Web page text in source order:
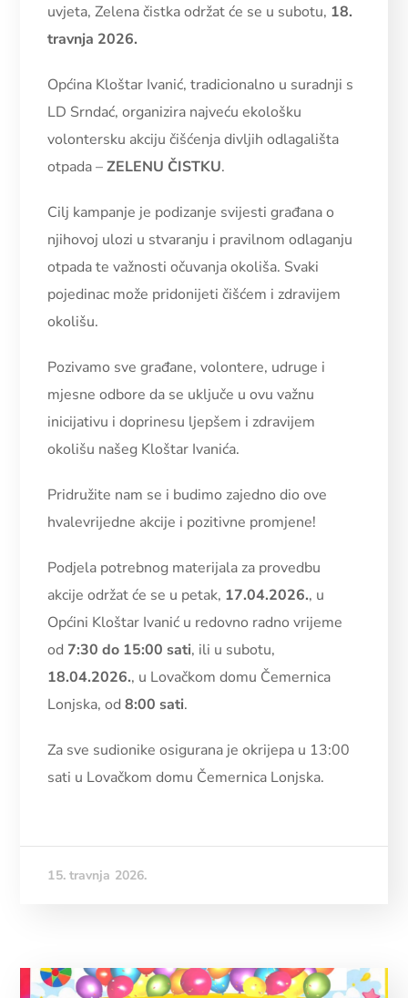
uvjeta, Zelena čistka održat će se u subotu, 18.
travnja 2026.
Općina Kloštar Ivanić, tradicionalno u suradnji s
LD Srndać, organizira najveću ekološku
volontersku akciju čišćenja divljih odlagališta
otpada –ZELENU ČISTKU.
Cilj kampanje je podizanje svijesti građana o
njihovoj ulozi u stvaranju i pravilnom odlaganju
otpada te važnosti očuvanja okoliša. Svaki
pojedinac može pridonijeti čišćem i zdravijem
okolišu.
Pozivamo sve građane, volontere, udruge i
mjesne odbore da se uključe u ovu važnu
inicijativu i doprinesu ljepšem i zdravijem
okolišu našeg Kloštar Ivanića.
Pridružite nam se i budimo zajedno dio ove
hvalevrijedne akcije i pozitivne promjene!
Podjela potrebnog materijala za provedbu
akcije održat će se u petak, 17.04.2026., u
Općini Kloštar Ivanić u redovno radno vrijeme
od 7:30 do 15:00 sati, ili u subotu,
18.04.2026., u Lovačkom domu Čemernica
Lonjska, od8:00 sati.
Za sve sudionike osigurana je okrijepa u 13:00
sati u Lovačkom domu Čemernica Lonjska.
15. travnja 2026.